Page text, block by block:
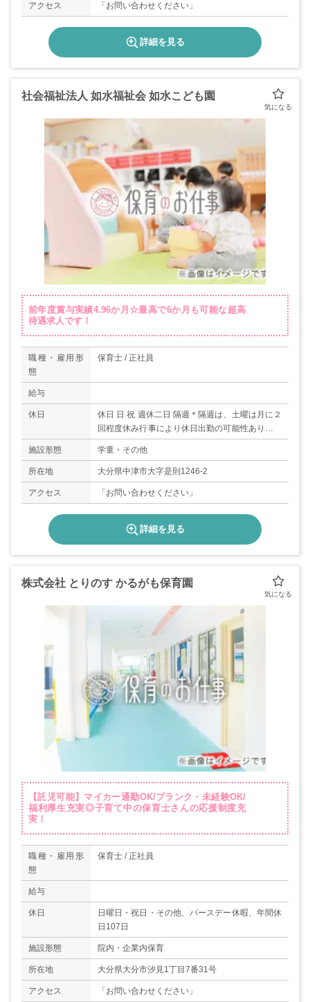
アクセス 「お問い合わせください」
詳細を見る
社会福祉法人 如水福祉会 如水こども園
前年度賞与実績4.96か月☆最高で6か月も可能な超高
待遇求人です！
職種・雇用形
態
保育士 / 正社員
給与
休日
休日 日 祝 週休二日 隔週＊隔週は、土曜は月に２
回程度休み行事により休日出勤の可能性あり年末
年始・ＧＷ・お盆休暇有給休暇は雇用開始日より
付与されます。年間休日数 93日
施設形態 学童・その他
所在地 大分県中津市大字是則1246-2
アクセス 「お問い合わせください」
詳細を見る
株式会社 とりのす かるがも保育園
【託児可能】マイカー通勤OK/ブランク・未経験OK/
福利厚生充実◎子育て中の保育士さんの応援制度充
実！
職種・雇用形
態
保育士 / 正社員
給与
休日
日曜日・祝日・その他、バースデー休暇、年間休
日107日
施設形態 院内・企業内保育
所在地 大分県大分市汐見1丁目7番31号
アクセス 「お問い合わせください」